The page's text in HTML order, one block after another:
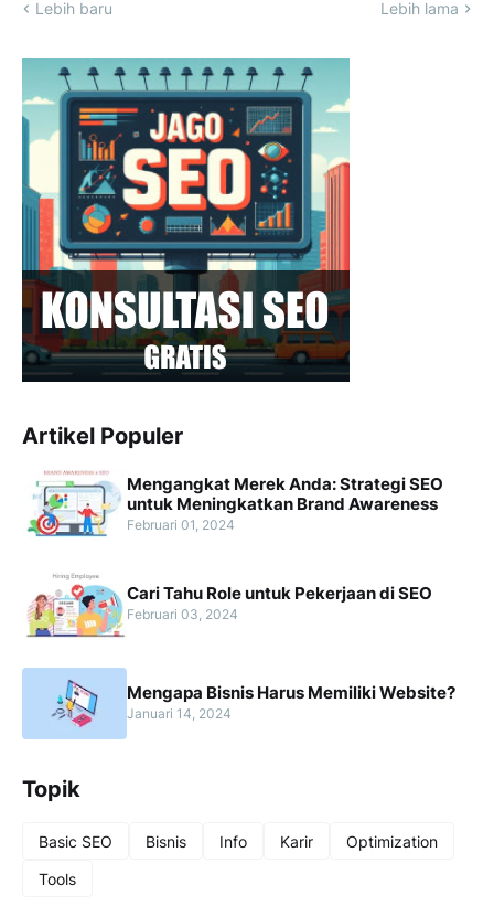
Lebih baru Lebih lama
Artikel Populer
Mengangkat Merek Anda: Strategi SEO
untuk Meningkatkan Brand Awareness
Februari 01, 2024
Cari Tahu Role untuk Pekerjaan di SEO
Februari 03, 2024
Mengapa Bisnis Harus Memiliki Website?
Januari 14, 2024
Topik
Basic SEO Bisnis Info Karir
Optimization
Tools